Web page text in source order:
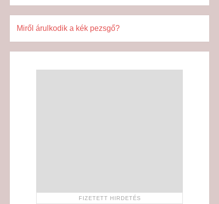
Miről árulkodik a kék pezsgő?